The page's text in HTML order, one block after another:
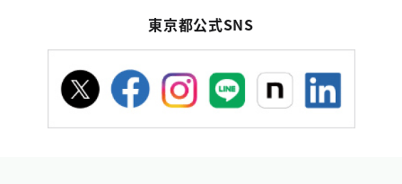
東京都公式SNS